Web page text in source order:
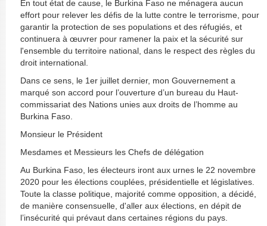
En tout état de cause, le Burkina Faso ne ménagera aucun
effort pour relever les défis de la lutte contre le terrorisme, pour
garantir la protection de ses populations et des réfugiés, et
continuera à œuvrer pour ramener la paix et la sécurité sur
l'ensemble du territoire national, dans le respect des règles du
droit international.
Dans ce sens, le 1er juillet dernier, mon Gouvernement a
marqué son accord pour l’ouverture d’un bureau du Haut-
commissariat des Nations unies aux droits de l’homme au
Burkina Faso.
Monsieur le Président
Mesdames et Messieurs les Chefs de délégation
Au Burkina Faso, les électeurs iront aux urnes le 22 novembre
2020 pour les élections couplées, présidentielle et législatives.
Toute la classe politique, majorité comme opposition, a décidé,
de manière consensuelle, d'aller aux élections, en dépit de
l’insécurité qui prévaut dans certaines régions du pays.